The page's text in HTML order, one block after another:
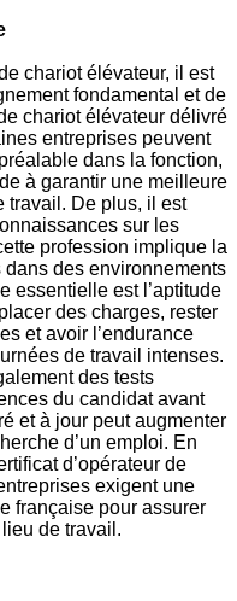
chariot élévateur, il est
fondamental et de
chariot élévateur délivré
entreprises peuvent
dans la fonction,
à garantir une meilleure
travail. De plus, il est
sur les
profession implique la
des environnements
essentielle est l’aptitude
des charges, rester
et avoir l’endurance
de travail intenses.
des tests
du candidat avant
et à jour peut augmenter
d’un emploi. En
d’opérateur de
exigent une
française pour assurer
de travail.